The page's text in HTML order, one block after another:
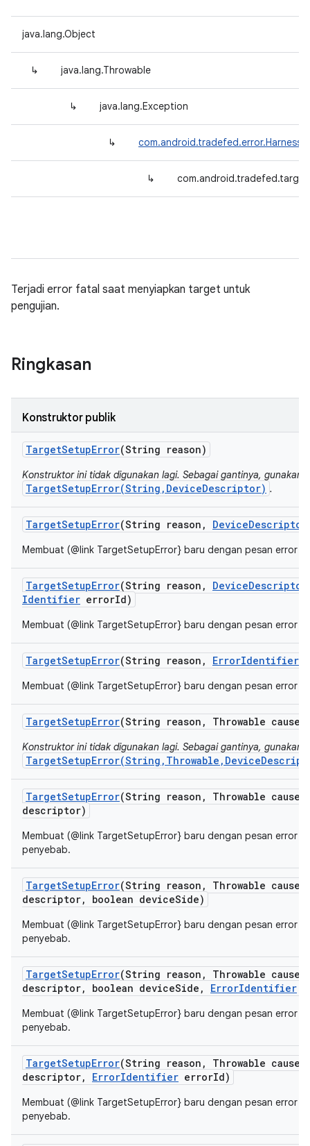
java.lang.Object
↳ java.lang.Throwable
↳ java.lang.Exception
↳
↳
Terjadi error fatal saat menyiapkan target untuk
pengujian.
Ringkasan
Konstruktor publik
TargetSetupError(String reason)
Konstruktor ini tidak digunakan lagi. Sebagai gantinya, gunakan
TargetSetupError(String,DeviceDescriptor) .
TargetSetupError(String reason , DeviceDescriptor
Membuat (@link TargetSetupError} baru dengan pesan error
TargetSetupError(String reason , DeviceDescriptor
Identifier errorId)
Membuat (@link TargetSetupError} baru dengan pesan error
TargetSetupError(String reason , ErrorIdentifier
Membuat (@link TargetSetupError} baru dengan pesan error
TargetSetupError(String reason , Throwable cause)
Konstruktor ini tidak digunakan lagi. Sebagai gantinya, gunakan
TargetSetupError(String reason , Throwable cause
descriptor)
Membuat (@link TargetSetupError} baru dengan pesan error
penyebab.
TargetSetupError(String reason , Throwable cause
descriptor, boolean deviceSide)
Membuat (@link TargetSetupError} baru dengan pesan error
penyebab.
TargetSetupError(String reason , Throwable cause
descriptor, boolean deviceSide , ErrorIdentifier
Membuat (@link TargetSetupError} baru dengan pesan error
penyebab.
TargetSetupError(String reason , Throwable cause
descriptor, ErrorIdentifier errorId)
Membuat (@link TargetSetupError} baru dengan pesan error
penyebab.